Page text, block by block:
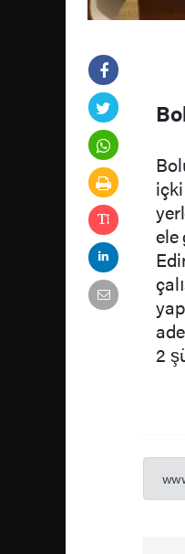
ele
2